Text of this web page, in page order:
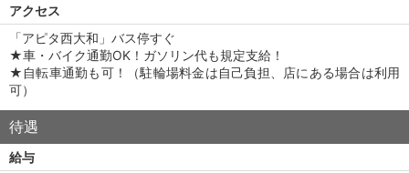
アクセス
「アピタ西大和」バス停すぐ
★車・バイク通勤OK！ガソリン代も規定支給！
★自転車通勤も可！（駐輪場料金は自己負担、店にある場合は利用
可）
待遇
給与